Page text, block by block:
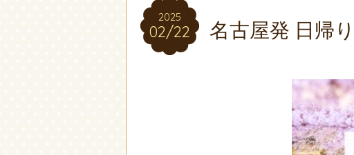
2025
02/22
2025
02/22 名古屋発 日帰